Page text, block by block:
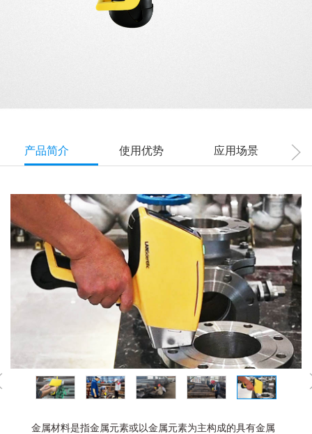
产品简介 使用优势 应用场景
金属材料是指金属元素或以金属元素为主构成的具有金属